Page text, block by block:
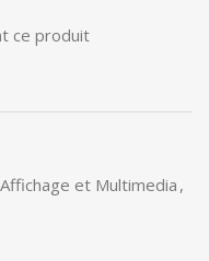
ce produit
et Multimedia ,